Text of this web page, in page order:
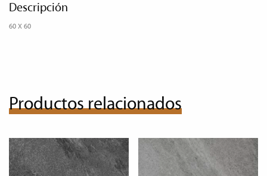
Descripción
60 X 60
Productos relacionados